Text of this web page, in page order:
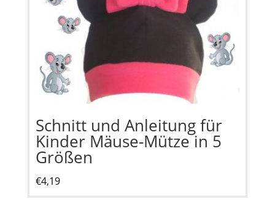
Schnitt und Anleitung für
Kinder Mäuse-Mütze in 5
Größen
€4,19